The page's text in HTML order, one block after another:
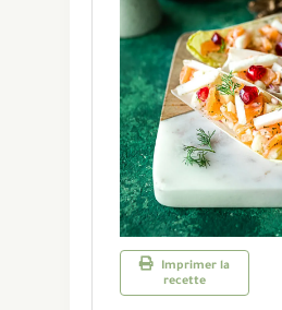
Imprimer la
recette